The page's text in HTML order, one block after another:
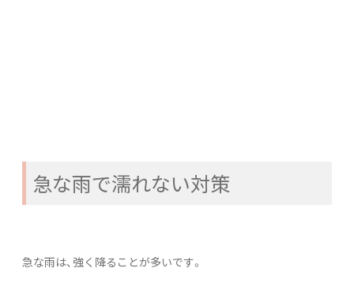
急な雨で濡れない対策
急な雨は、強く降ることが多いです。